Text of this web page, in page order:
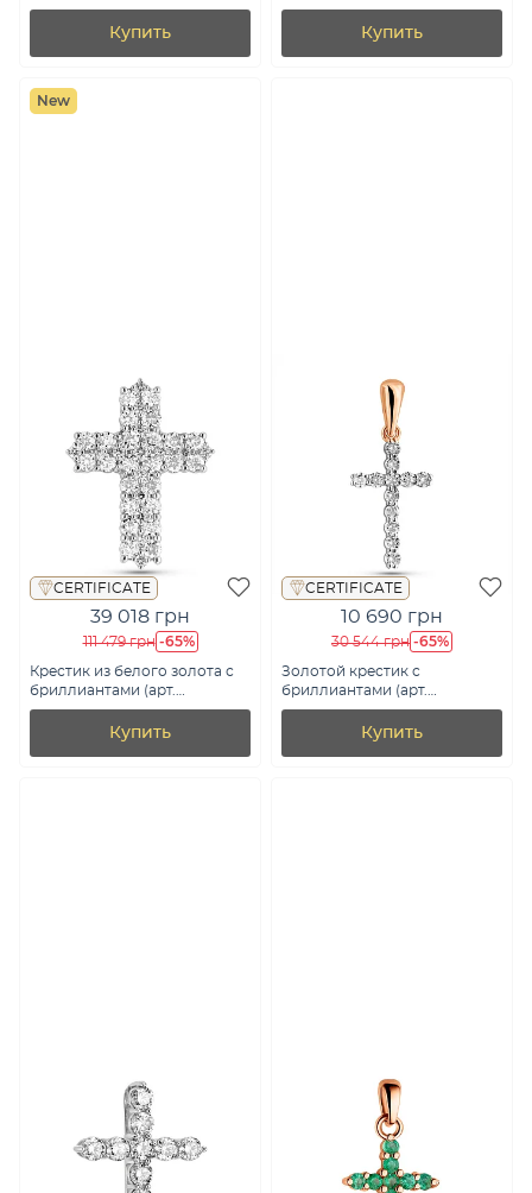
(арт. П341735030бс)
Купить Купить
New
CERTIFICATE
39 018 грн
111 479 грн -65%
Крестик из белого золота с
бриллиантами (арт.
П341733040б)
Купить
CERTIFICATE
10 690 грн
30 544 грн -65%
Золотой крестик с
бриллиантами (арт.
П011273010)
Купить